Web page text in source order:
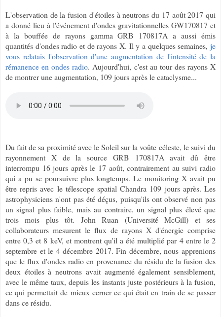
L'observation de la fusion d'étoiles à neutrons du 17 août 2017 qui
a donné lieu à l'événement d'ondes gravitationnelles GW170817 et
à la bouffée de rayons gamma GRB 170817A a aussi émis
quantités d'ondes radio et de rayons X. Il y a quelques semaines, je
vous relatais l'observation d'une augmentation de l'intensité de la
rémanence en ondes radio. Aujourd'hui, c'est au tour des rayons X
de montrer une augmentation, 109 jours après le cataclysme...
Du fait de sa proximité avec le Soleil sur la voûte céleste, le suivi du
rayonnement X de la source GRB 170817A avait dû être
interrompu 16 jours après le 17 août, contrairement au suivi radio
qui a pu se poursuivre plus longtemps. Le monitoring X avait pu
être repris avec le télescope spatial Chandra 109 jours après. Les
astrophysiciens n'ont pas été déçus, puisqu'ils ont observé non pas
un signal plus faible, mais au contraire, un signal plus élevé que
trois mois plus tôt. John Ruan (Université McGill) et ses
collaborateurs mesurent le flux de rayons X d'énergie comprise
entre 0,3 et 8 keV, et montrent qu'il a été multiplié par 4 entre le 2
septembre et le 4 décembre 2017. Fin décembre, nous apprenions
que le flux d'ondes radio en provenance du résidu de la fusion des
deux étoiles à neutrons avait augmenté également sensiblement,
avec le même taux, depuis les instants juste postérieurs à la fusion,
ce qui permettait de mieux cerner ce qui était en train de se passer
dans ce résidu.